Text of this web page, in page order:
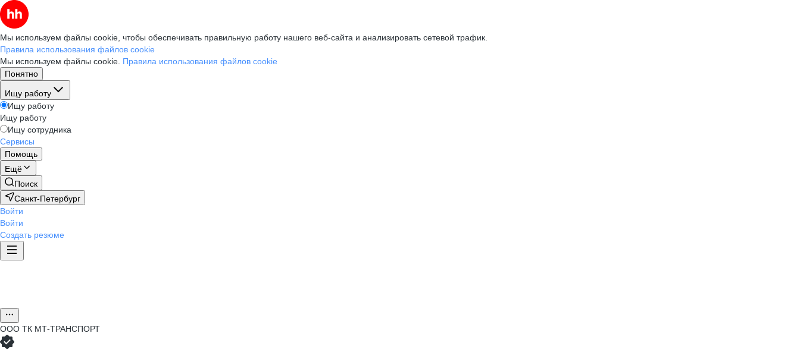
Мы используем файлы cookie, чтобы обеспечивать правильную работу нашего веб-сайта и анализировать сетевой трафик.
Правила использования файлов cookie
Мы используем файлы cookie. Правила использования файлов cookie
Понятно
Ищу работу
Ищу работу
Ищу работу
Ищу сотрудника
Сервисы
Помощь
Ещё
Поиск
Санкт-Петербург
Войти
Войти
Создать резюме
ООО ТК МТ-ТРАНСПОРТ